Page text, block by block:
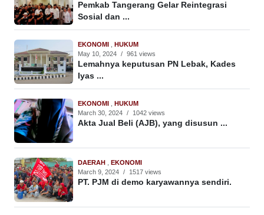
Pemkab Tangerang Gelar Reintegrasi
Sosial dan ...
EKONOMI
HUKUM
May 10, 2024 / 961 views
Lemahnya keputusan PN Lebak, Kades
Iyas ...
EKONOMI
HUKUM
March 30, 2024 / 1042 views
Akta Jual Beli (AJB), yang disusun ...
DAERAH
EKONOMI
March 9, 2024 / 1517 views
PT. PJM di demo karyawannya sendiri.